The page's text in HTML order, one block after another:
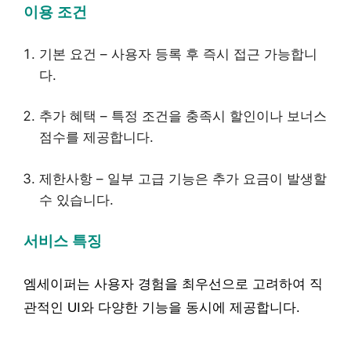
이용 조건
기본 요건 – 사용자 등록 후 즉시 접근 가능합니
다.
추가 혜택 – 특정 조건을 충족시 할인이나 보너스
점수를 제공합니다.
제한사항 – 일부 고급 기능은 추가 요금이 발생할
수 있습니다.
서비스 특징
엠세이퍼는 사용자 경험을 최우선으로 고려하여 직
관적인 UI와 다양한 기능을 동시에 제공합니다.